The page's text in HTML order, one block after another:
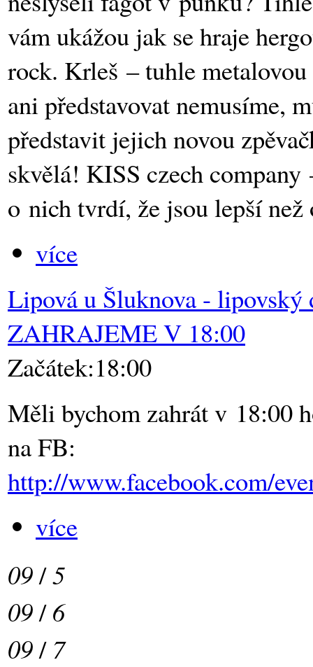
vám ukážou jak se hraje
rock. Krleš – tuhle metalovou
ani představovat nemusíme,
představit jejich novou
skvělá! KISS czech company
o nich tvrdí, že jsou lepší
více
Lipová u Šluknova - lipovský
ZAHRAJEME V 18:00
Začátek:18:00
Měli bychom zahrát v 18:00
na FB:
http://www.facebook.com/
více
09/5
09/6
09/ 7